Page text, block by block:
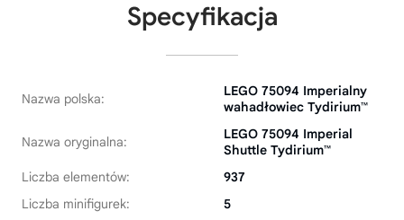
Specyfikacja
Nazwa polska:
LEGO 75094 Imperialny
wahadłowiec Tydirium™
Nazwa oryginalna:
LEGO 75094 Imperial
Shuttle Tydirium™
Liczba elementów:
937
Liczba minifigurek:
5